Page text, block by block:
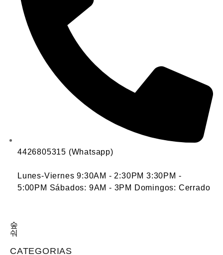
4426805315 (Whatsapp)
Lunes-Viernes 9:30AM - 2:30PM 3:30PM -
5:00PM Sábados: 9AM - 3PM Domingos: Cerrado
CATEGORIAS